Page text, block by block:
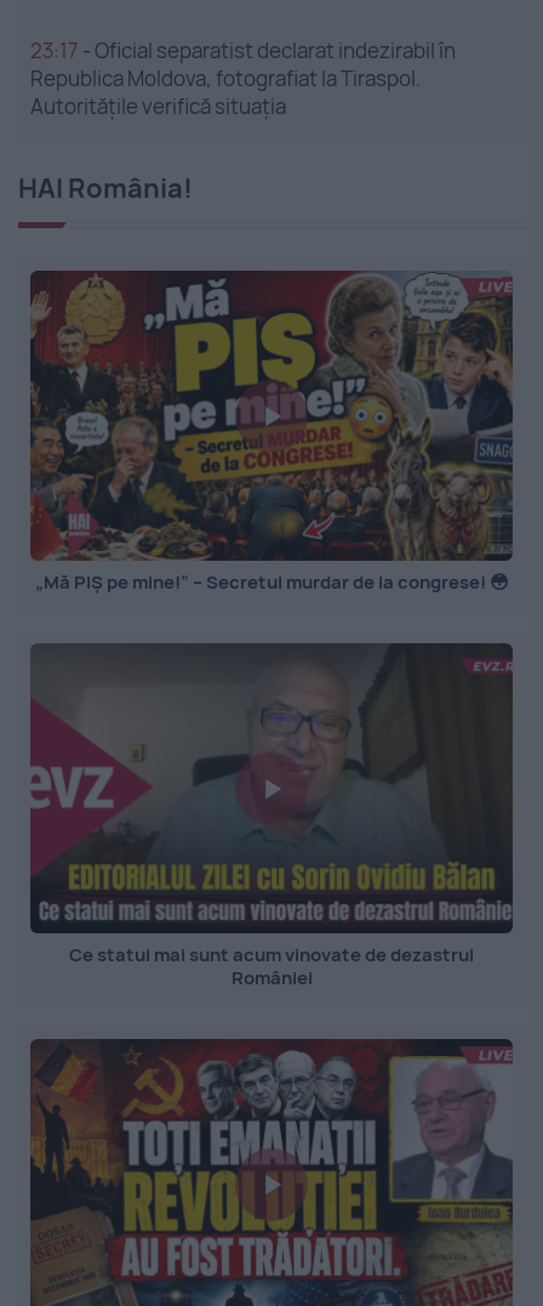
23:17 -Oficial separatist declarat indezirabil în
Republica Moldova, fotografiat la Tiraspol.
Autoritățile verifică situația
HAI România!
„Mă PIȘ pe mine!” – Secretul murdar de la congrese! 😳
Ce statui mai sunt acum vinovate de dezastrul
României